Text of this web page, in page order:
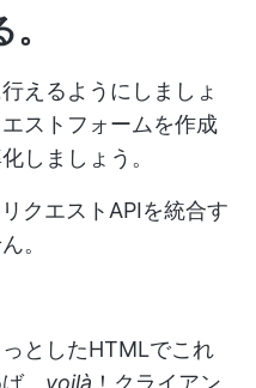
えるようにしましょ
ストフォームを作成
しましょう。
クエストAPIを統合す
。
としたHTMLでこれ
、 voilà ！クライアン